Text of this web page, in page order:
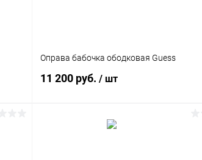
Оправа бабочка ободковая Guess
11 200 руб. / шт